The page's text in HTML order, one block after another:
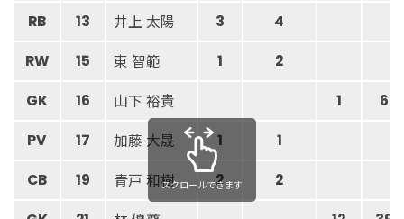
RB 13 井上 太陽 3 4
RW 15 東 智範 1 2
GK 16 山下 裕貴 1 6
PV 17 加藤 大晟 1 1
CB 19 青戸 和樹 2 2
スクロールできます